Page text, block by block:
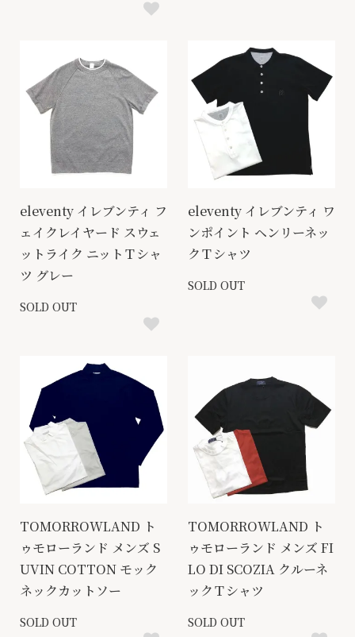
eleventy イレブンティ フ
ェイクレイヤード スウェ
ットライク ニットＴシャ
ツ グレー
SOLD OUT
eleventy イレブンティ ワ
ンポイント ヘンリーネッ
クＴシャツ
SOLD OUT
TOMORROWLAND ト
ゥモローランド メンズ S
UVIN COTTON モック
ネックカットソー
SOLD OUT
TOMORROWLAND ト
ゥモローランド メンズ FI
LO DI SCOZIA クルーネ
ックＴシャツ
SOLD OUT